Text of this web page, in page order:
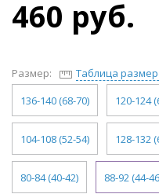
460 руб.
Размер: Таблица
136-140 (68-70)
120-124
104-108 (52-54) 128-132
80-84 (40-42) 88-92 (44-